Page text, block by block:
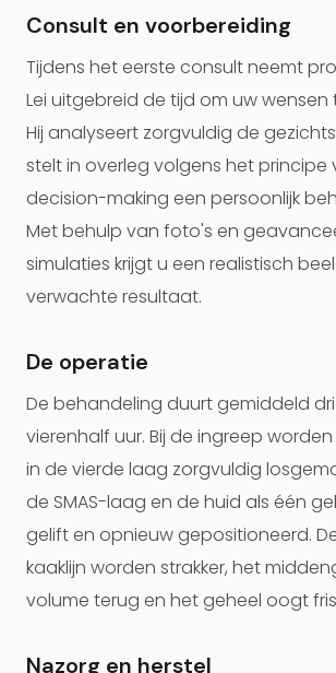
Consult en voorbereiding
Tijdens het eerste consult neemt
Lei uitgebreid de tijd om uw wensen
Hij analyseert zorgvuldig de
stelt in overleg volgens het principe
decision-making een persoonlijk
Met behulp van foto's en
simulaties krijgt u een realistisch
verwachte resultaat.
De operatie
De behandeling duurt gemiddeld
vierenhalf uur. Bij de ingreep
in de vierde laag zorgvuldig
de SMAS-laag en de huid als één
gelift en opnieuw gepositioneerd.
kaaklijn worden strakker, het
volume terug en het geheel oogt
Nazorg en herstel